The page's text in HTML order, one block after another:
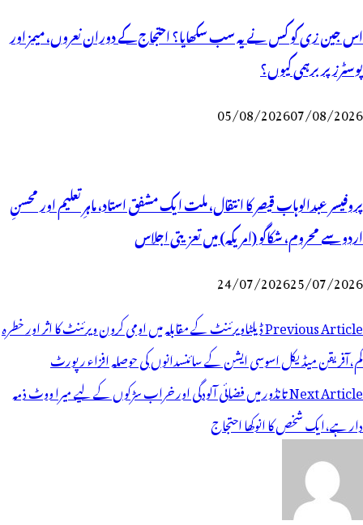
اس جین زی کو کس نے یہ سب سکھایا؟ احتجاج کے دوران نعروں، میمز اور
پوسٹرز پر برہمی کیوں؟
05/08/202607/08/2026
پروفیسر عبدالوہاب قیصر کا انتقال، ملت ایک مشفق استاد، ماہرِتعلیم اور محسنِ
اردو سے محروم، شکاگو (امریکہ) میں تعزیتی اجلاس
24/07/202625/07/2026
پوسٹوں
کی
نیویگیشن
Previous Articleڈیلٹاویرئنٹ کے مقابلہ میں اومی کرون ویرئنٹ کا اثر اور خطرہ
کم،آفریقن میڈیکل اسوسی ایشن کے سائنسدانوں کی حوصلہ افزاء رپورٹ
Next Articleتانڈور میں فضائی آلودگی اور خراب سڑکوں کے لیے میرا ووٹ ذمہ
دار ہے،ایک شخص کا انوکھا احتجاج